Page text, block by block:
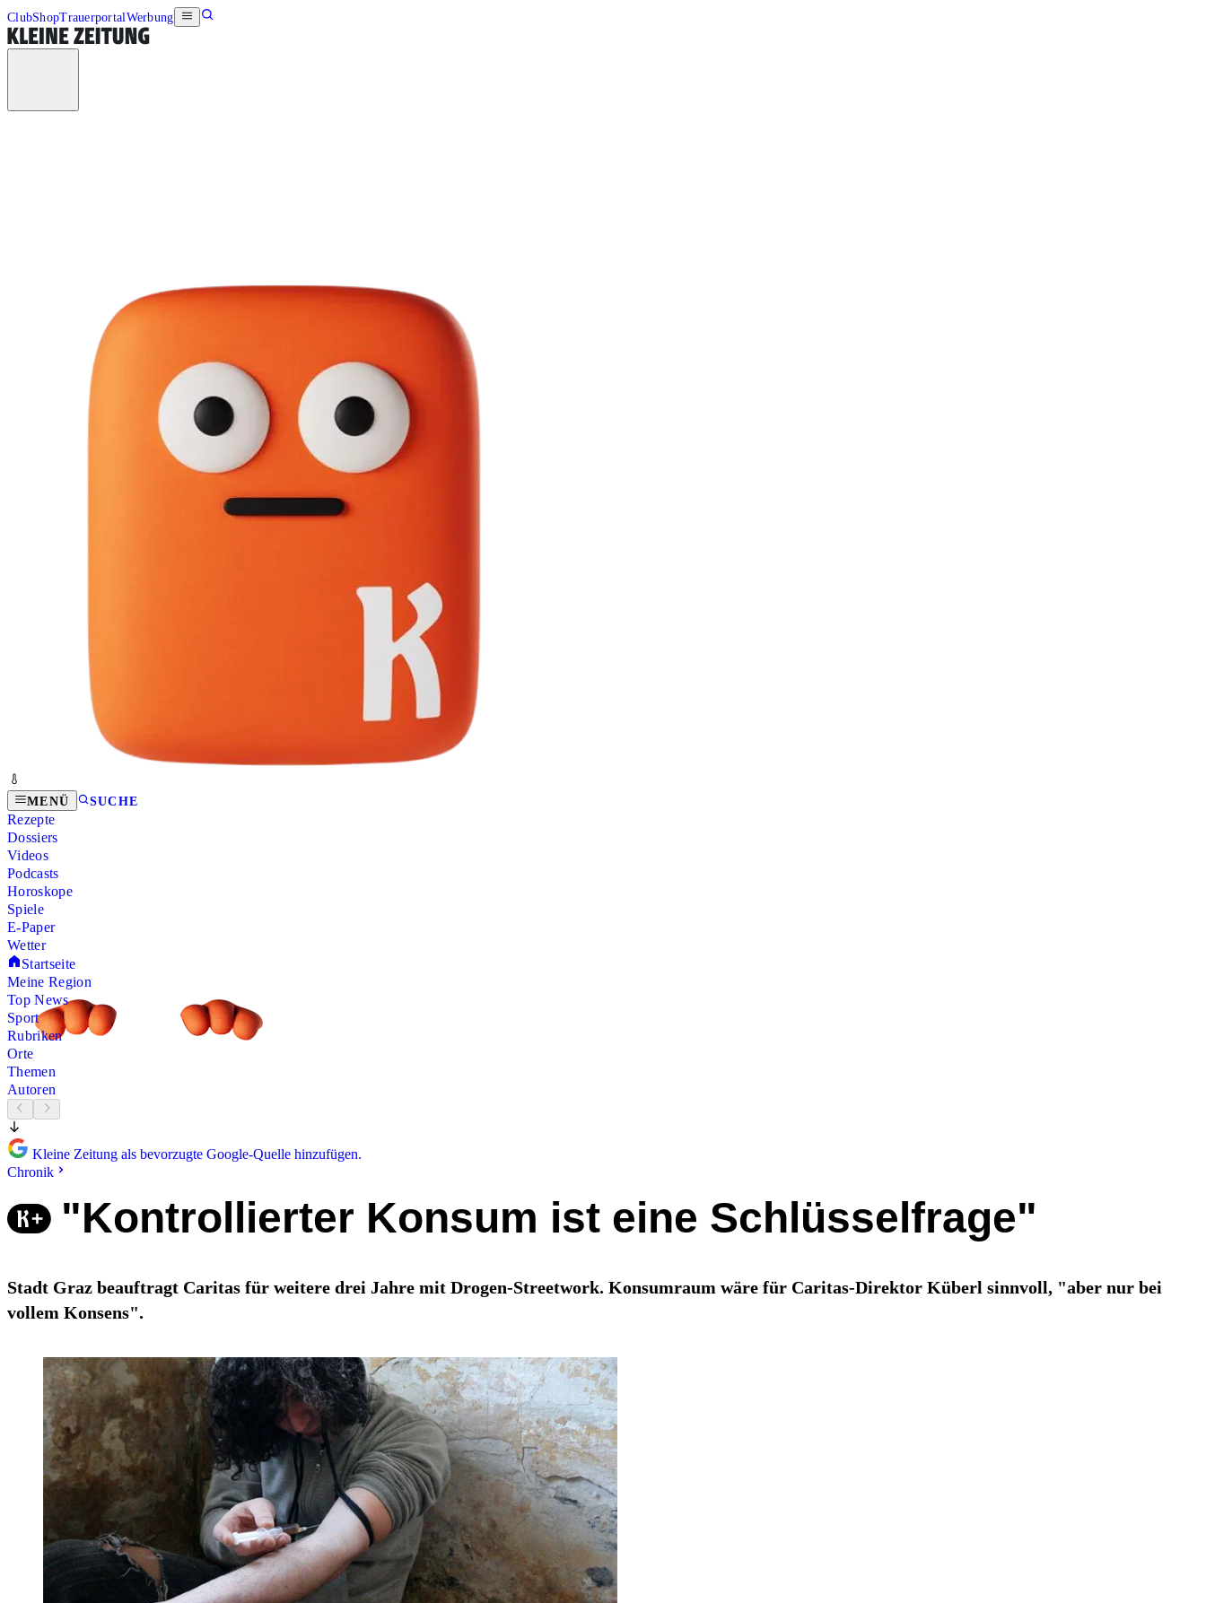
ClubShopTrauerportalWerbung
MENÜ SUCHE
Rezepte
Dossiers
Videos
Podcasts
Horoskope
Spiele
E-Paper
Wetter
Startseite
Meine Region
Top News
Sport
Rubriken
Orte
Themen
Autoren
Kleine Zeitung als bevorzugte Google-Quelle hinzufügen.
Chronik
"Kontrollierter Konsum ist eine Schlüsselfrage"
Stadt Graz beauftragt Caritas für weitere drei Jahre mit Drogen-Streetwork. Konsumraum wäre für Caritas-Direktor Küberl sinnvoll, "aber nur bei
vollem Konsens".